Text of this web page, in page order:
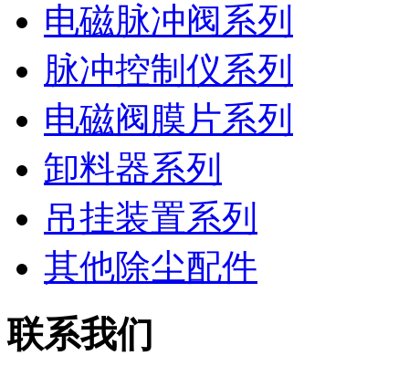
电磁脉冲阀系列
脉冲控制仪系列
电磁阀膜片系列
卸料器系列
吊挂装置系列
其他除尘配件
联系我们